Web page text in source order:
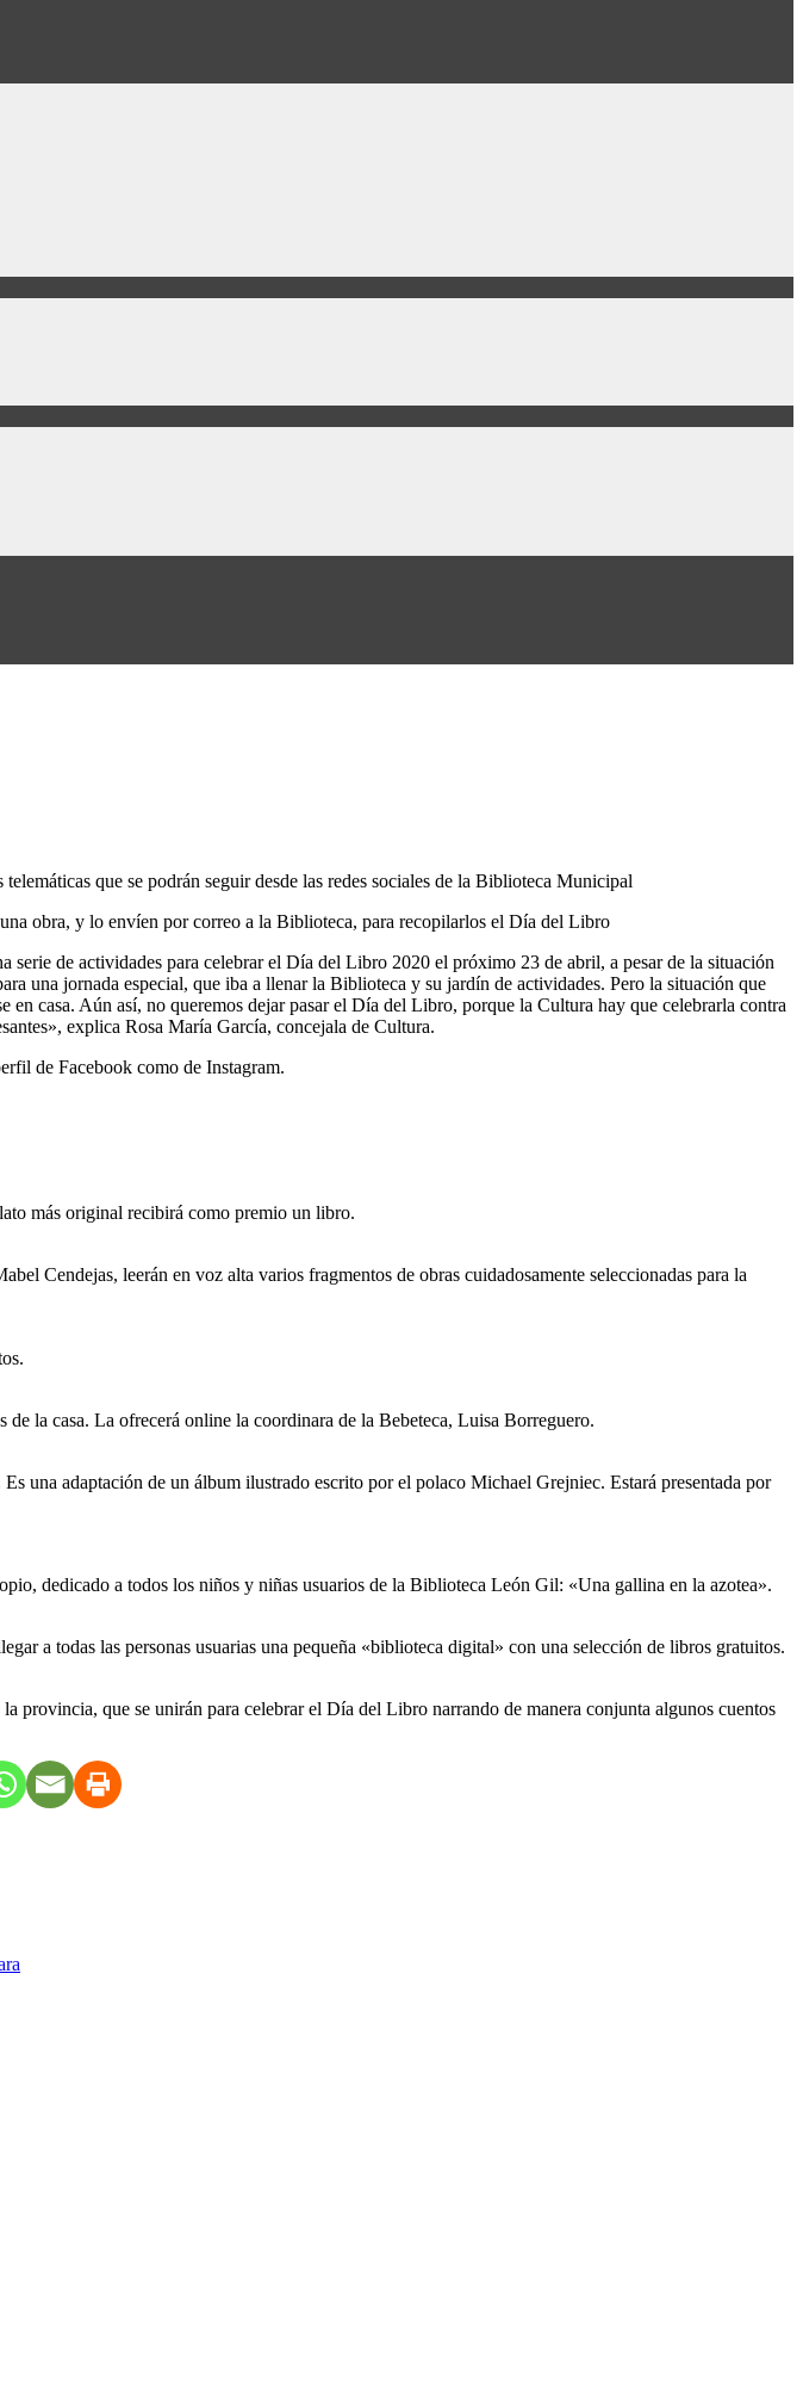
que se podrán seguir desde las redes sociales de la Biblioteca Municipal
obra, y lo envíen por correo a la Biblioteca, para recopilarlos el Día del Libro
de actividades para celebrar el Día del Libro 2020 el próximo 23 de abril, a pesar de la situación
una jornada especial, que iba a llenar la Biblioteca y su jardín de actividades. Pero la situación que
en casa. Aún así, no queremos dejar pasar el Día del Libro, porque la Cultura hay que celebrarla contra
explica Rosa María García, concejala de Cultura.
de Facebook como de Instagram.
más original recibirá como premio un libro.
Cendejas, leerán en voz alta varios fragmentos de obras cuidadosamente seleccionadas para la
la casa. La ofrecerá online la coordinara de la Bebeteca, Luisa Borreguero.
una adaptación de un álbum ilustrado escrito por el polaco Michael Grejniec. Estará presentada por
dedicado a todos los niños y niñas usuarios de la Biblioteca León Gil: «Una gallina en la azotea».
a todas las personas usuarias una pequeña «biblioteca digital» con una selección de libros gratuitos.
que se unirán para celebrar el Día del Libro narrando de manera conjunta algunos cuentos